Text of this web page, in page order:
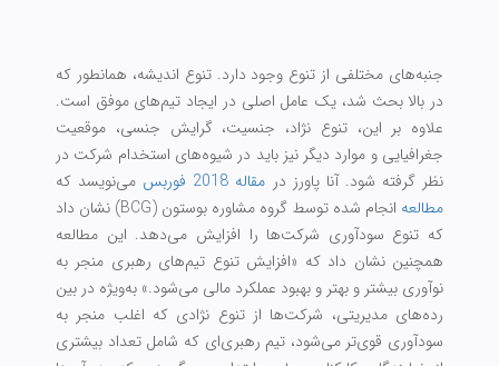
جنبه‌های مختلفی از تنوع وجود دارد. تنوع اندیشه، همانطور که
در بالا بحث شد، یک عامل اصلی در ایجاد تیم‌های موفق است.
علاوه بر این، تنوع نژاد، جنسیت، گرایش جنسی، موقعیت
جغرافیایی و موارد دیگر نیز باید در شیوه‌های استخدام شرکت در
نظر گرفته شود. آنا پاورز در مقاله 2018 فوربس
می‌نویسد که
مطالعه
انجام شده توسط گروه مشاوره بوستون (BCG) نشان داد
که تنوع سودآوری شرکت‌ها را افزایش می‌دهد. این مطالعه
همچنین نشان داد که «افزایش تنوع تیم‌های رهبری منجر به
نوآوری بیشتر و بهتر و بهبود عملکرد مالی می‌شود.» به‌ویژه در بین
رده‌های مدیریتی، شرکت‌ها از تنوع نژادی که اغلب منجر به
سودآوری قوی‌تر می‌شود، تیم رهبری‌ای که شامل تعداد بیشتری